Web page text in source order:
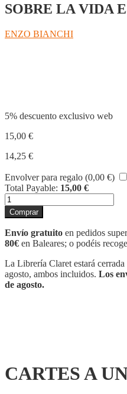
SOBRE LA VIDA
ENZO BIANCHI
5% descuento exclusivo web
15,00 €
14,25 €
Envolver para regalo (0,00 €)
Total Payable: 15,00 €
CARTES
A
UN
AMIC
cantidad
Comprar
Envío gratuito en pedidos
80€ en Baleares; o podéis
La Librería Claret estará
agosto, ambos incluidos. Los
de agosto.
CARTES A